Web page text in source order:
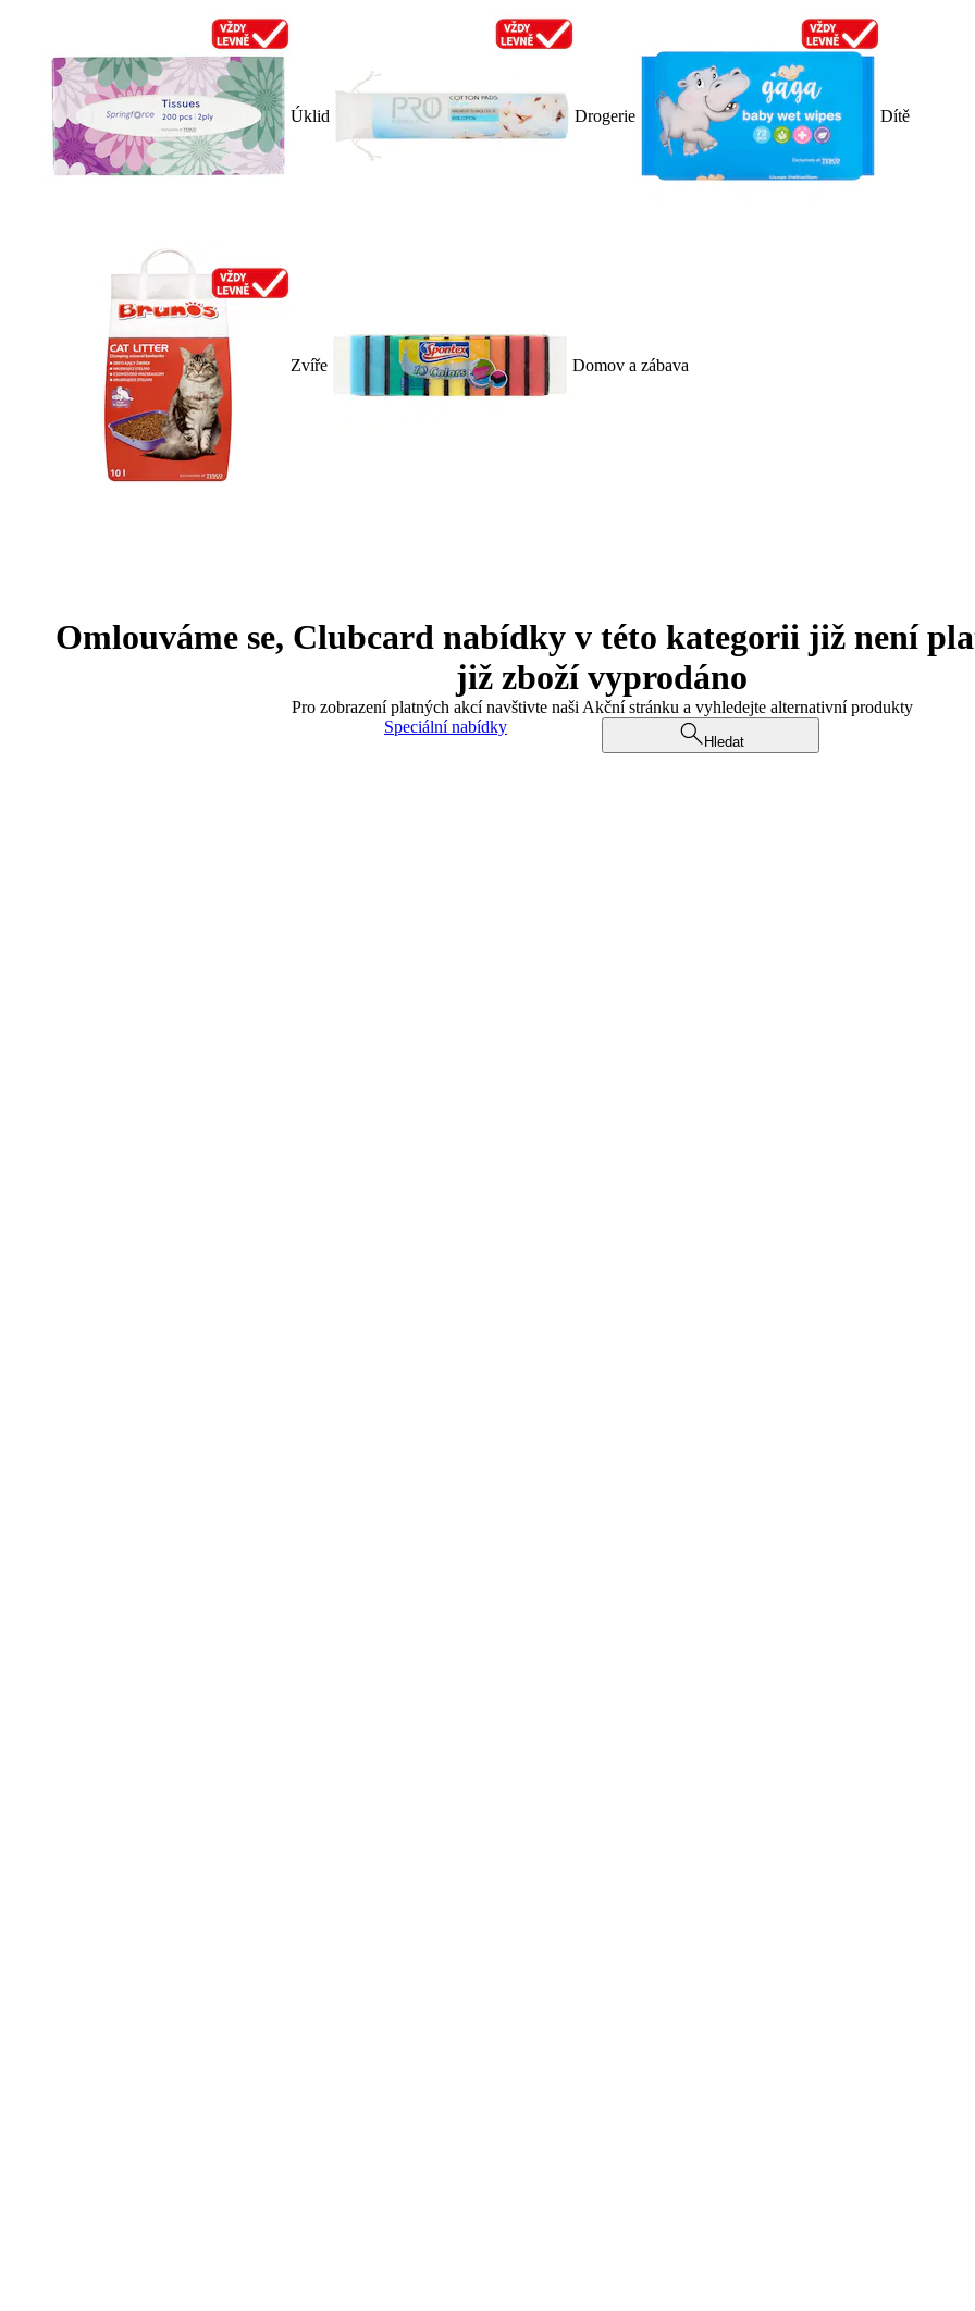
Úklid Drogerie Dítě
Zvíře Domov a zábava
Omlouváme se, Clubcard nabídky v této kategorii již není
již zboží vyprodáno
Pro zobrazení platných akcí navštivte naši Akční stránku a vyhledejte alternativní produkty
Speciální nabídky
Hledat